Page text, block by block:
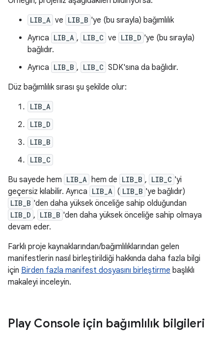
LIB_A ve LIB_B 'ye (bu sırayla) bağımlılık
Ayrıca LIB_A , LIB_C ve LIB_D 'ye (bu sırayla)
bağlıdır.
Ayrıca LIB_B , LIB_C SDK'sına da bağlıdır.
Düz bağımlılık sırası şu şekilde olur:
LIB_A
LIB_D
LIB_B
LIB_C
Bu sayede hem LIB_A hem de LIB_B , LIB_C 'yi
geçersiz kılabilir. Ayrıca LIB_A ( LIB_B 'ye bağlıdır)
LIB_B 'den daha yüksek önceliğe sahip olduğundan
LIB_D , LIB_B 'den daha yüksek önceliğe sahip olmaya
devam eder.
Farklı proje kaynaklarından/bağımlılıklarından gelen
manifestlerin nasıl birleştirildiği hakkında daha fazla bilgi
için Birden fazla manifest dosyasını birleştirme başlıklı
makaleyi inceleyin.
Play Console için bağımlılık bilgileri